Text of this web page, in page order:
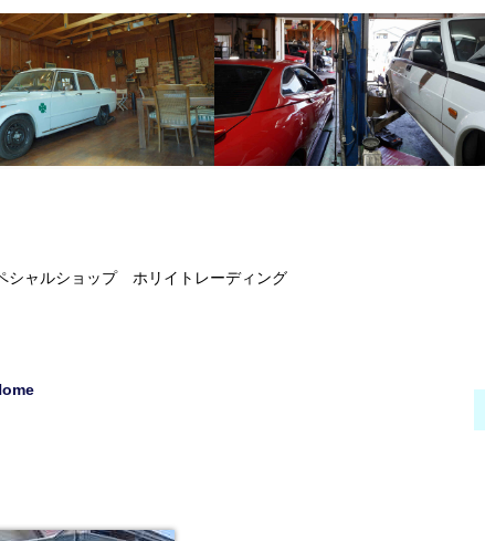
シャルショップ ホリイトレーディング